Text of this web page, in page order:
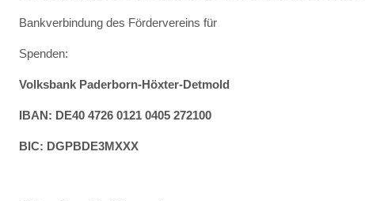
Bankverbindung des Fördervereins für
Spenden:
Volksbank Paderborn-Höxter-Detmold
IBAN: DE40 4726 0121 0405 272100
BIC: DGPBDE3MXXX